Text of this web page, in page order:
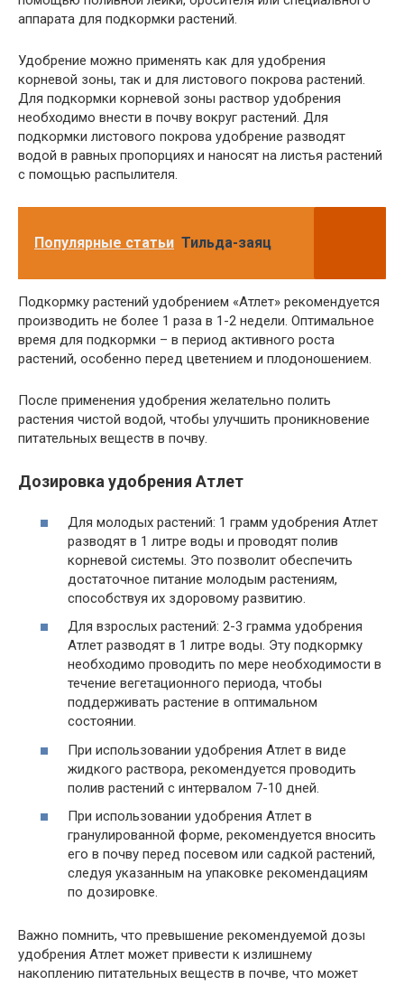
аппарата для подкормки растений.
Удобрение можно применять как для удобрения
корневой зоны, так и для листового покрова растений.
Для подкормки корневой зоны раствор удобрения
необходимо внести в почву вокруг растений. Для
подкормки листового покрова удобрение разводят
водой в равных пропорциях и наносят на листья растений
с помощью распылителя.
Популярные статьи Тильда-заяц
Подкормку растений удобрением «Атлет» рекомендуется
производить не более 1 раза в 1-2 недели. Оптимальное
время для подкормки – в период активного роста
растений, особенно перед цветением и плодоношением.
После применения удобрения желательно полить
растения чистой водой, чтобы улучшить проникновение
питательных веществ в почву.
Дозировка удобрения Атлет
Для молодых растений: 1 грамм удобрения Атлет
разводят в 1 литре воды и проводят полив
корневой системы. Это позволит обеспечить
достаточное питание молодым растениям,
способствуя их здоровому развитию.
Для взрослых растений: 2-3 грамма удобрения
Атлет разводят в 1 литре воды. Эту подкормку
необходимо проводить по мере необходимости в
течение вегетационного периода, чтобы
поддерживать растение в оптимальном
состоянии.
При использовании удобрения Атлет в виде
жидкого раствора, рекомендуется проводить
полив растений с интервалом 7-10 дней.
При использовании удобрения Атлет в
гранулированной форме, рекомендуется вносить
его в почву перед посевом или садкой растений,
следуя указанным на упаковке рекомендациям
по дозировке.
Важно помнить, что превышение рекомендуемой дозы
удобрения Атлет может привести к излишнему
накоплению питательных веществ в почве, что может